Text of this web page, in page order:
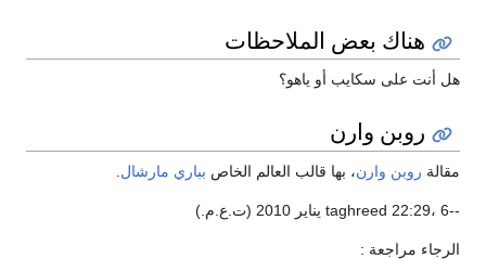
هناك بعض الملاحظات
أنت على سكايب أو ياهو؟
روبن وارن
روبن وارن ، بها قالب العالم الخاصبباري مارشال.
مراجعة :